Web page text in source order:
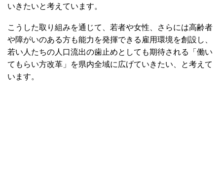
いきたいと考えています。
こうした取り組みを通じて、若者や女性、さらには高齢者
や障がいのある方も能力を発揮できる雇用環境を創設し、
若い人たちの人口流出の歯止めとしても期待される「働い
てもらい方改革」を県内全域に広げていきたい、と考えて
います。